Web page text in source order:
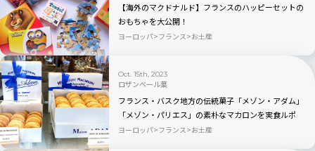
【海外のマクドナルド】フランスのハッピーセットの
おもちゃを大公開！
ヨーロッパ フランス お土産
Oct. 15th, 2023
ロザンベール葉
フランス・バスク地方の伝統菓子「メゾン・アダム」
「メゾン・パリエス」の素朴なマカロンを実食ルポ
ヨーロッパ フランス お土産